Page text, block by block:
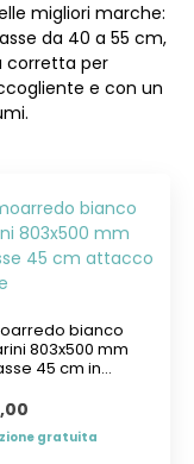
migliori marche:
da 40 a 55 cm,
corretta per
e con un
bianco
803x500 mm
45 cm in
gratuita